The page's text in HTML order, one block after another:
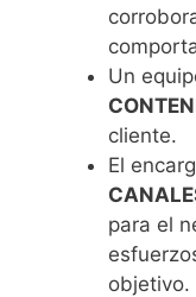
Un
cliente.
El
para el
objetivo.